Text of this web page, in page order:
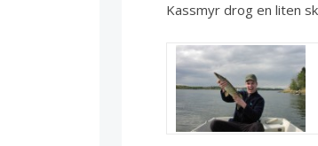
Kassmyr drog en liten